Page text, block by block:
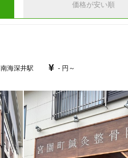
価格が安い順
南海深井駅
- 円～